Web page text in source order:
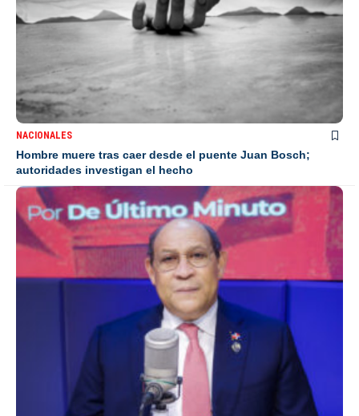
NACIONALES
Hombre muere tras caer desde el puente Juan Bosch;
autoridades investigan el hecho